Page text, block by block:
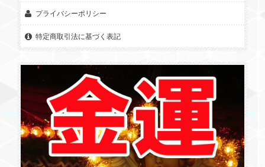
プライバシーポリシー
特定商取引法に基づく表記